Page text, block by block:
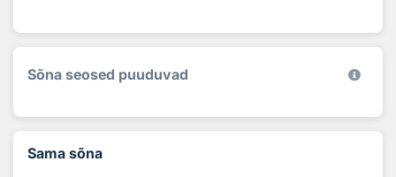
Sõna seosed puuduvad
Sama sõna